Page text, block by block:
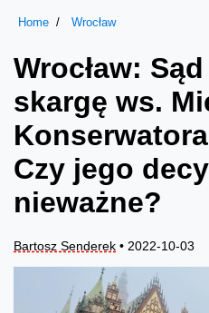
Home Wrocław
Wrocław:
skargę ws.
Czy jego
nieważne?
Bartosz Senderek • 2022-10-03